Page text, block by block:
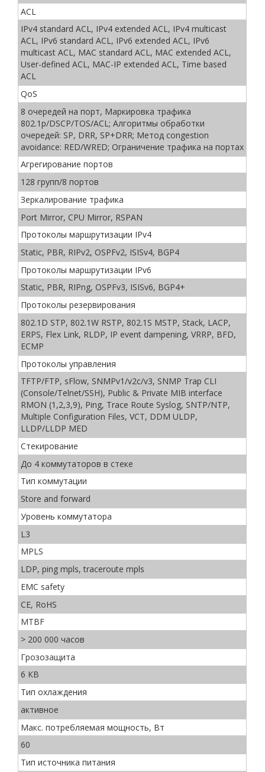
ACL
IPv4 standard ACL, IPv4 extended ACL, IPv4 multicast
ACL, IPv6 standard ACL, IPv6 extended ACL, IPv6
multicast ACL, MAC standard ACL, MAC extended ACL,
User-defined ACL, MAC-IP extended ACL, Time based
ACL
QoS
8 очередей на порт, Маркировка трафика
802.1p/DSCP/TOS/ACL; Алгоритмы обработки
очередей: SP, DRR, SP+DRR; Метод congestion
avoidance: RED/WRED; Ограничение трафика на портах
Агрегирование портов
128 групп/8 портов
Зеркалирование трафика
Port Mirror, CPU Mirror, RSPAN
Протоколы маршрутизации IPv4
Static, PBR, RIPv2, OSPFv2, ISISv4, BGP4
Протоколы маршрутизации IPv6
Static, PBR, RIPng, OSPFv3, ISISv6, BGP4+
Протоколы резервирования
802.1D STP, 802.1W RSTP, 802.1S MSTP, Stack, LACP,
ERPS, Flex Link, RLDP, IP event dampening, VRRP, BFD,
ECMP
Протоколы управления
TFTP/FTP, sFlow, SNMPv1/v2c/v3, SNMP Trap CLI
(Console/Telnet/SSH), Public & Private MIB interface
RMON (1,2,3,9), Ping, Trace Route Syslog, SNTP/NTP,
Multiple Configuration Files, VCT, DDM ULDP,
LLDP/LLDP MED
Стекирование
До 4 коммутаторов в стеке
Тип коммутации
Store and forward
Уровень коммутатора
L3
MPLS
LDP, ping mpls, traceroute mpls
EMC safety
CE, RoHS
MTBF
> 200 000 часов
Грозозащита
6 КВ
Тип охлаждения
активное
Макс. потребляемая мощность, Вт
60
Тип источника питания